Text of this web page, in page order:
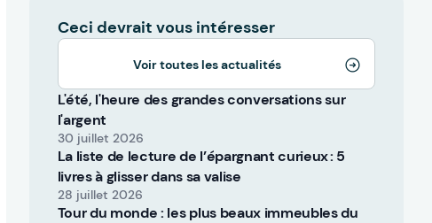
Ceci devrait vous intéresser
Voir toutes les actualités
L'été, l'heure des grandes conversations sur
l'argent
30 juillet 2026
La liste de lecture de l’épargnant curieux : 5
livres à glisser dans sa valise
28 juillet 2026
Tour du monde : les plus beaux immeubles du